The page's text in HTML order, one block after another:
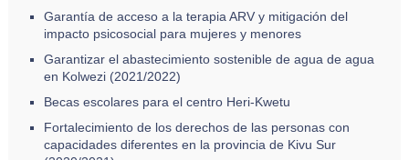
Garantía de acceso a la terapia ARV y mitigación del
impacto psicosocial para mujeres y menores
Garantizar el abastecimiento sostenible de agua de agua
en Kolwezi (2021/2022)
Becas escolares para el centro Heri-Kwetu
Fortalecimiento de los derechos de las personas con
capacidades diferentes en la provincia de Kivu Sur